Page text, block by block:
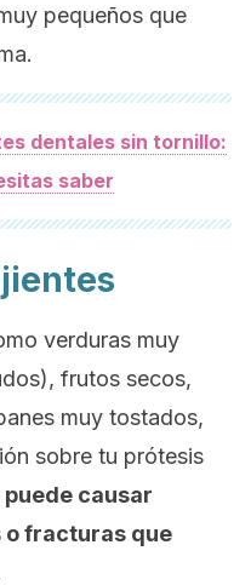
pequeños que
dentales sin tornillo:
saber
verduras muy
frutos secos,
muy tostados,
sobre tu prótesis
puede causar
fracturas que